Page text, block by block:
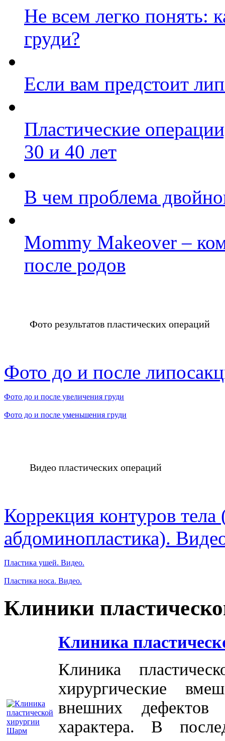
Не всем легко понять:
груди?
Если вам предстоит
Пластические
30 и 40 лет
В чем проблема
Mommy Makeover –
после родов
Фото результатов пластических операций
Фото до и после
Фото до и после увеличения груди
Фото до и после уменьшения груди
Видео пластических операций
Коррекция контуров
абдоминопластика).
Пластика ушей. Видео.
Пластика носа. Видео.
Клиники
Клиника
Клиника
хирургические
внешних дефектов
характера. В